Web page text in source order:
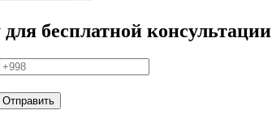
бесплатной консультации
Отправить